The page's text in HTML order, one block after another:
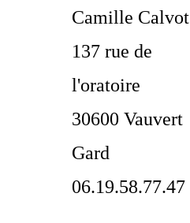
Camille Calvot
137 rue de
l'oratoire
30600 Vauvert
Gard
06.19.58.77.47